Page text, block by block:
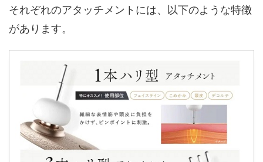
それぞれのアタッチメントには、以下のような特徴
があります。